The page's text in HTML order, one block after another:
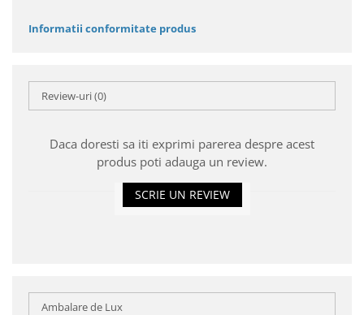
Informatii conformitate produs
Review-uri(0)
Daca doresti sa iti exprimi parerea despre acest
produs poti adauga un review.
SCRIE UN REVIEW
Ambalare de Lux